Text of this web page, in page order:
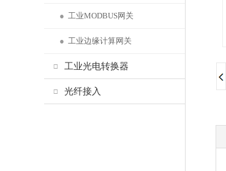
● 工业MODBUS网关
● 工业边缘计算网关
工业光电转换器
光纤接入